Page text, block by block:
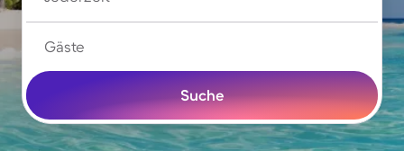
Gäste
Suche